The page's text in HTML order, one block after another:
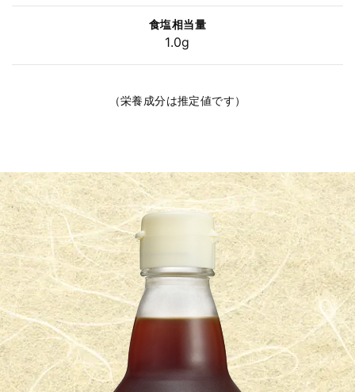
食塩相当量
1.0g
（栄養成分は推定値です）